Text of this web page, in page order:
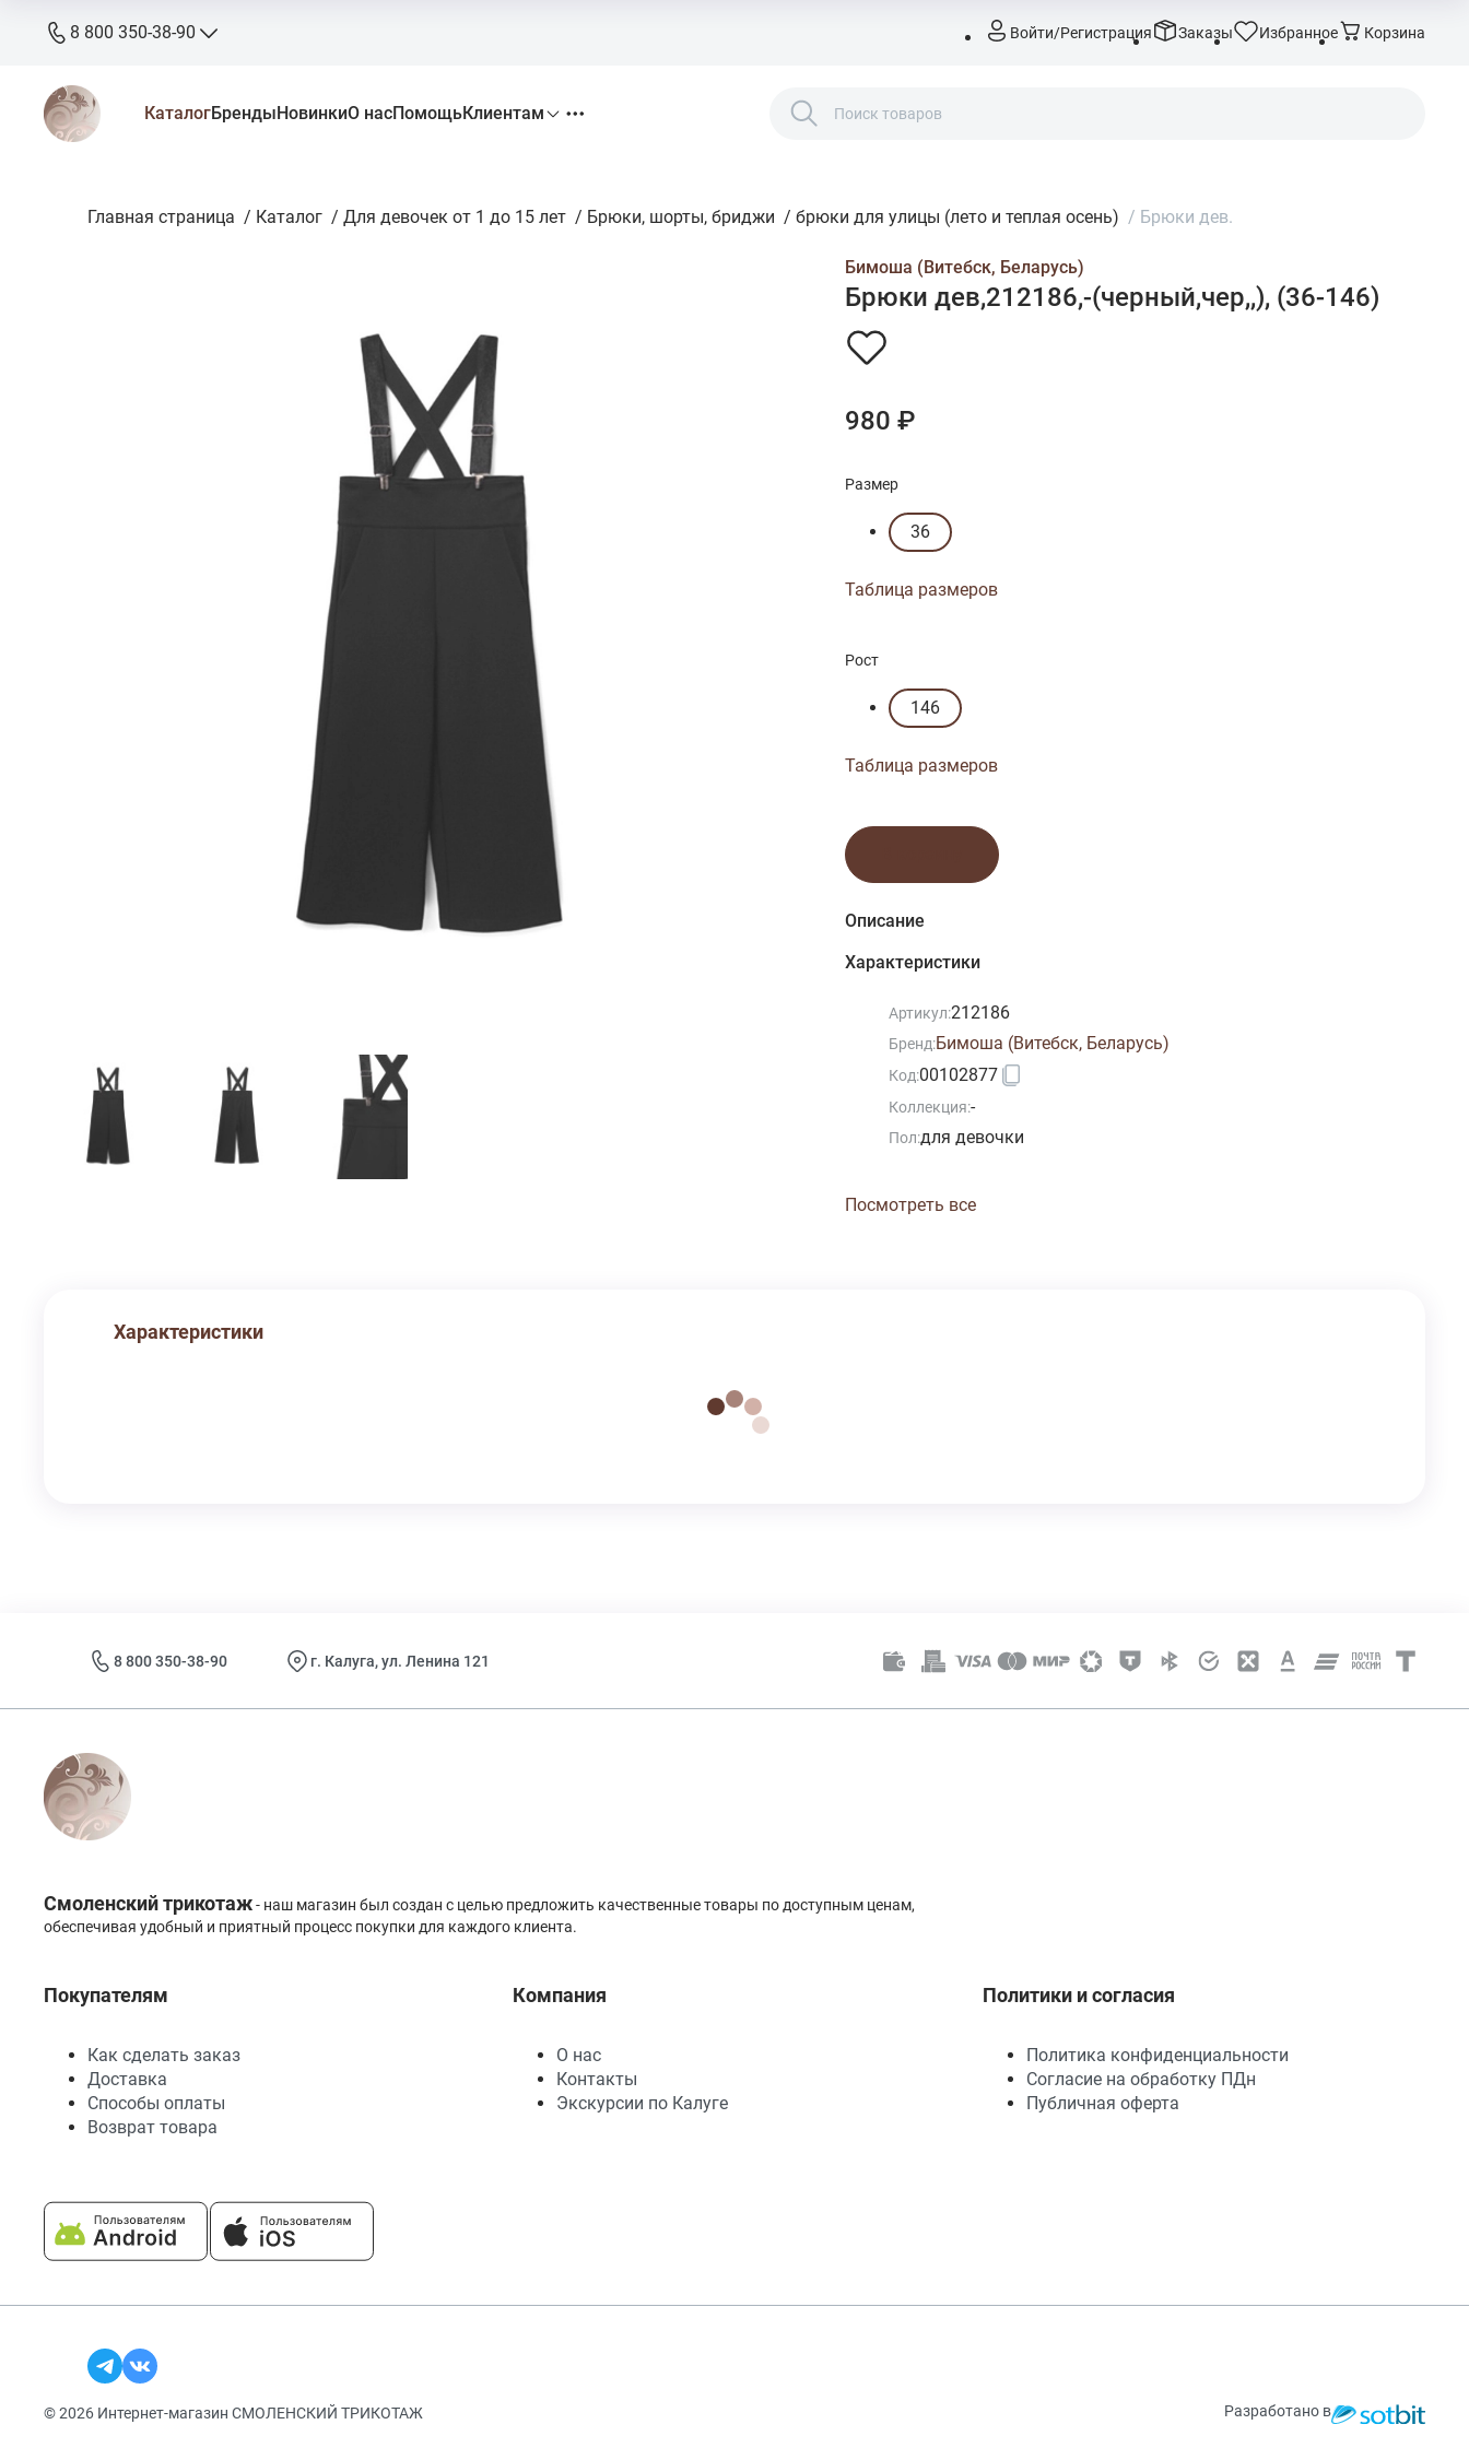
8 800 350-38-90
бесплатно
zakaz@stkaluga.ru
Войти/Регистрация Заказы Избранное Корзина
КаталогБрендыНовинкиО насПомощьКлиентам
Главная страница / Каталог / Для девочек от 1 до 15 лет / Брюки, шорты, бриджи / брюки для улицы (лето и теплая осень) / Брюки дев.
Бимоша (Витебск, Беларусь)
Брюки дев,212186,-(черный,чер,,), (36-146)
980 ₽
Размер
36
Таблица размеров
Рост
146
Таблица размеров
Описание
Характеристики
Артикул:212186
Бренд:Бимоша (Витебск, Беларусь)
Код:00102877
Коллекция:-
Пол:для девочки
Посмотреть все
Характеристики
8 800 350-38-90 г. Калуга, ул. Ленина 121
Смоленский трикотаж- наш магазин был создан с целью предложить качественные товары по доступным ценам,
обеспечивая удобный и приятный процесс покупки для каждого клиента.
Покупателям
Как сделать заказ
Доставка
Способы оплаты
Возврат товара
Компания
О нас
Контакты
Экскурсии по Калуге
Политики и согласия
Политика конфиденциальности
Согласие на обработку ПДн
Публичная оферта
© 2026 Интернет-магазин СМОЛЕНСКИЙ ТРИКОТАЖ Разработано в